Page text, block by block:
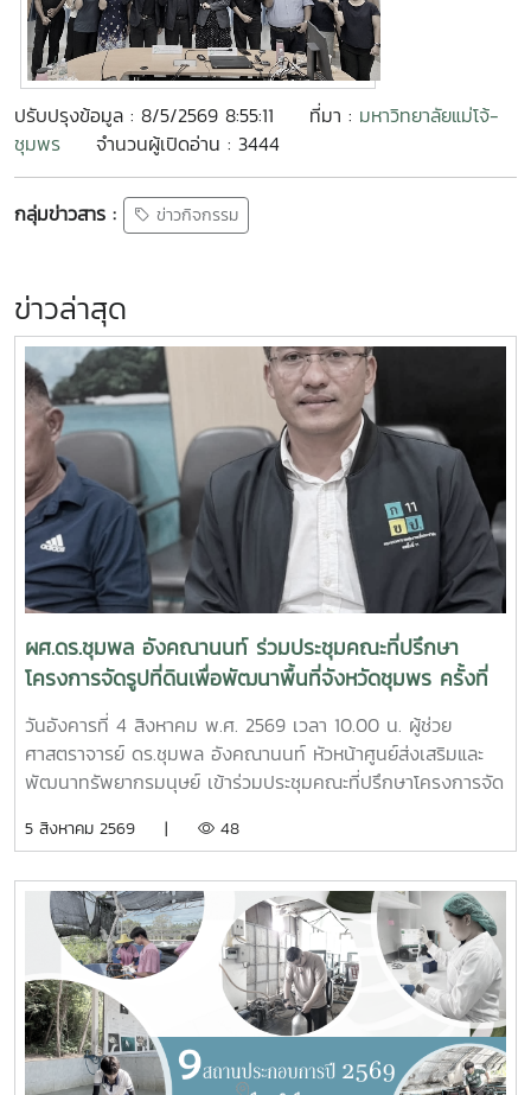
ปรับปรุงข้อมูล : 8/5/2569 8:55:11 ที่มา : มหาวิทยาลัยแม่โจ้-
ชุมพร
จำนวนผู้เปิดอ่าน : 3444
กลุ่มข่าวสาร : ข่าวกิจกรรม
ข่าวล่าสุด
ผศ.ดร.ชุมพล อังคณานนท์ ร่วมประชุมคณะที่ปรึกษา
โครงการจัดรูปที่ดินเพื่อพัฒนาพื้นที่จังหวัดชุมพร ครั้งที่
2/2569
วันอังคารที่ 4 สิงหาคม พ.ศ. 2569 เวลา 10.00 น. ผู้ช่วย
ศาสตราจารย์ ดร.ชุมพล อังคณานนท์ หัวหน้าศูนย์ส่งเสริมและ
พัฒนาทรัพยากรมนุษย์ เข้าร่วมประชุมคณะที่ปรึกษาโครงการจัด
รวม สาย ก3 และ ก4ในเขตผังเมืองรวมชุมชนปากน้ำหลังสวน
ศาลากลางจังหวัดชุมพร โดยมีนายจักรพงศ์ นิลไพรัช ธนารักษ์
พื้นที่ชุมพร เป็นประธานในการประชุมในการนี้ นายอุดม จิตตวงค์
โยธาธิการและผังเมืองจังหวัดชุมพร พร้อมด้วยคณะที่ปรึกษา
โครงการจัดรูปที่ดินเพื่อพัฒนาพื้นที่ส่วนจังหวัดชุมพร บริเวณ
ถนนผังเมืองรวม สาย ก3 และก4 ในเขตผังเมืองรวมชุมชน
ปากน้ำหลังสวน เข้าร่วมการประชุมฯ ดังกล่าว เพื่อพิจารณาขอ
ความเห็นชอบค่าชดเชยต้นไม้และพืชผล และค่าชดเชยอาคารและ
5 สิงหาคม 2569 | 48